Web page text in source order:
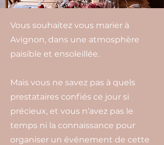
Vous souhaitez vous marier à
Avignon, dans une atmosphère
paisible et ensoleillée.
Mais vous ne savez pas à quels
prestataires confiés ce jour si
précieux, et vous n’avez pas le
temps ni la connaissance pour
organiser un événement de cette